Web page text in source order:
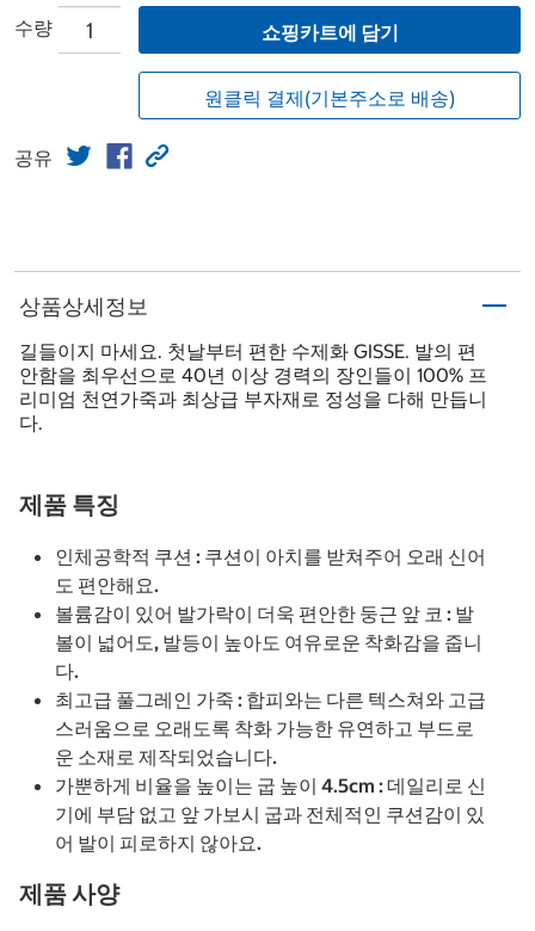
수량 쇼핑카트에 담기
원클릭 결제(기본주소로 배송)
공유
상품상세정보
길들이지 마세요. 첫날부터 편한 수제화 GISSE. 발의 편
안함을 최우선으로 40년 이상 경력의 장인들이 100% 프
리미엄 천연가죽과 최상급 부자재로 정성을 다해 만듭니
다.
제품 특징
인체공학적 쿠션 : 쿠션이 아치를 받쳐주어 오래 신어
도 편안해요.
볼륨감이 있어 발가락이 더욱 편안한 둥근 앞 코 : 발
볼이 넓어도, 발등이 높아도 여유로운 착화감을 줍니
다.
최고급 풀그레인 가죽 : 합피와는 다른 텍스쳐와 고급
스러움으로 오래도록 착화 가능한 유연하고 부드로
운 소재로 제작되었습니다.
가뿐하게 비율을 높이는 굽 높이 4.5cm : 데일리로 신
기에 부담 없고 앞 가보시 굽과 전체적인 쿠션감이 있
어 발이 피로하지 않아요.
제품 사양